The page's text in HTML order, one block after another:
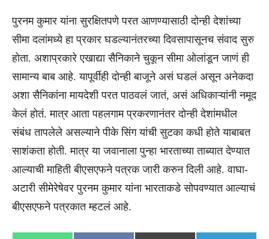
पुरनम कुमार यांना सुरक्षितपणे परत आणण्यासाठी दोन्ही देशांच्या
सीमा दलांमध्ये हा प्रकार घडल्यानंतरच्या दिवसापासूनच संवाद सुरु
होता. अशाप्रकारे एखाद्या सैनिकाने चुकून सीमा ओलांडून जाणं ही
सामान्य बाब आहे. यापूर्वीही दोन्ही बाजूने असं घडलं असून अनेकदा
अशा सैनिकांना मायदेशी परत पाठवलं जातं, असं अधिकाऱ्यांनी नमूद
केलं होतं. मात्र आता पहलगाम प्रकरणानंतर दोन्ही देशांमधील
संबंध तापलेले असल्याने पीके सिंग यांची सुटका कधी होते याबाबत
साशंकता होती. मात्र या जवानाला पुन्हा भारताच्या ताब्यात देण्यात
आल्याची माहिती बीएसएफने पत्रक जारी करुन दिली आहे. वाघा-
अटारी सीमेरेषेवर पुरनम कुमार यांना भारताकडे सोपवण्यात आल्याचं
बीएसएफने पत्रकात म्हटलं आहे.